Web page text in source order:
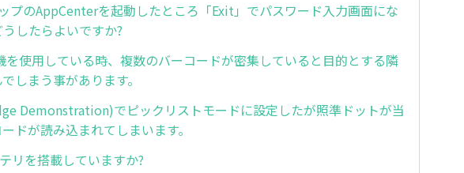
プのAppCenterを起動したところ「Exit」でパスワード入力画面にな
したらよいですか?
を使用している時、複数のバーコードが密集していると目的とする隣
しまう事があります。
Demonstration)でピックリストモードに設定したが照準ドットが当
ドが読み込まれてしまいます。
リを搭載していますか?